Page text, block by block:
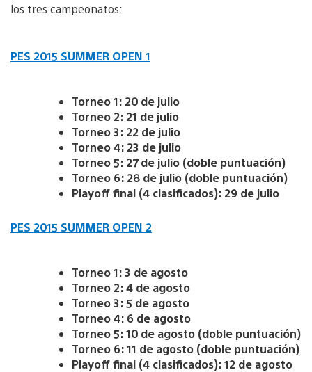
los tres campeonatos:
PES 2015 SUMMER OPEN 1
Torneo 1: 20 de julio
Torneo 2: 21 de julio
Torneo 3: 22 de julio
Torneo 4: 23 de julio
Torneo 5: 27 de julio (doble puntuación)
Torneo 6: 28 de julio (doble puntuación)
Playoff final (4 clasificados): 29 de julio
PES 2015 SUMMER OPEN 2
Torneo 1: 3 de agosto
Torneo 2: 4 de agosto
Torneo 3: 5 de agosto
Torneo 4: 6 de agosto
Torneo 5: 10 de agosto (doble puntuación)
Torneo 6: 11 de agosto (doble puntuación)
Playoff final (4 clasificados): 12 de agosto